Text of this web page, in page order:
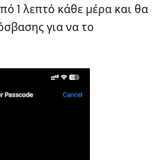
1 λεπτό κάθε μέρα και θα
για να το